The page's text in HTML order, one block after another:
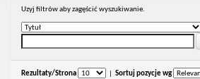
Uzyj filtrów aby zagęścić wyszukiwanie.
Rezultaty/Strona Sortuj pozycje wg